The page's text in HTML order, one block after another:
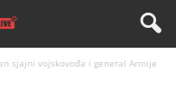
sjajni vojskovođa i general Armije